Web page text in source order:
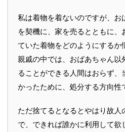
私は着物を着ないのですが、お
を契機に、家を売るとともに、
ていた着物をどのようにするか
親戚の中では、おばあちゃん以
ることができる人間はおらず
かったために、処分する方向性
ただ捨てるとなるとやはり故人
で、できれば誰かに利用して欲